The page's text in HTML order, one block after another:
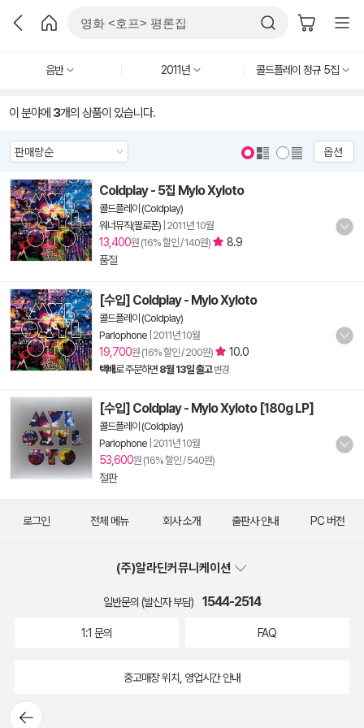
음반 2011년 콜드플레이 정규 5집
이 분야에 3개의 상품이 있습니다.
옵션
Coldplay - 5집 Mylo Xyloto
콜드플레이 (Coldplay)
워너뮤직(팔로폰) 2011년 10월
13,400원 (16% 할인 / 140원)
8.9
품절
[수입] Coldplay - Mylo Xyloto
콜드플레이 (Coldplay)
Parlophone 2011년 10월
19,700원 (16% 할인 / 200원) 10.0
택배로 주문하면 8월 13일 출고 변경
[수입] Coldplay - Mylo Xyloto [180g LP]
콜드플레이 (Coldplay)
Parlophone 2011년 10월
53,600원 (16% 할인 / 540원)
절판
뒤로가
로그인 전체 메뉴 회사 소개 출판사 안내 PC 버전
(주)알라딘커뮤니케이션
일반문의 (발신자 부담) 1544-2514
1:1 문의 FAQ
중고매장 위치, 영업시간 안내